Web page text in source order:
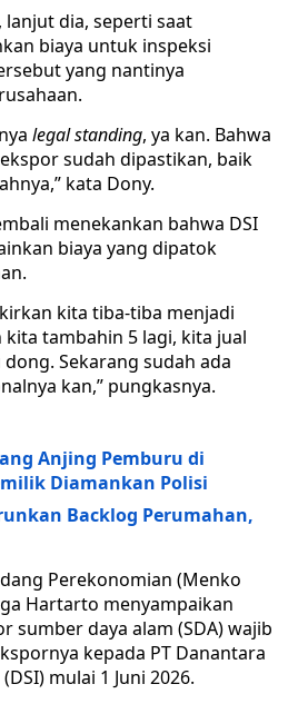
dia, seperti saat
biaya untuk inspeksi
yang nantinya
legal standing, ya kan. Bahwa
sudah dipastikan, baik
kata Dony.
menekankan bahwa DSI
biaya yang dipatok
kita tiba-tiba menjadi
tambahin 5 lagi, kita jual
Sekarang sudah ada
kan,” pungkasnya.
Anjing Pemburu di
Diamankan Polisi
Backlog Perumahan,
Perekonomian (Menko
Hartarto menyampaikan
sumber daya alam (SDA) wajib
kepada PT Danantara
mulai 1 Juni 2026.